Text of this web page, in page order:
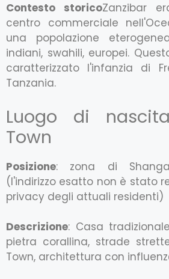
Contesto storicoZanzibar
centro commerciale
una popolazione
indiani, swahili, europei.
caratterizzato l'infanzia di
Tanzania.
Luogo di
Town
Posizione: zona di
(l'indirizzo esatto non è stato
privacy degli attuali residenti)
Descrizione: Casa
pietra corallina, strade
Town, architettura con